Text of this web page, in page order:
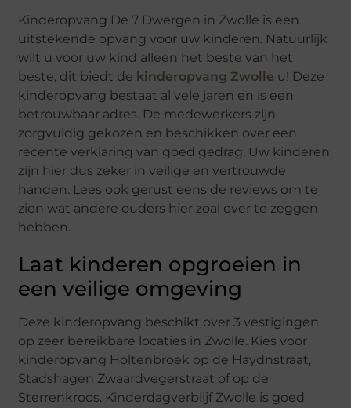
Kinderopvang De 7 Dwergen in Zwolle is een
uitstekende opvang voor uw kinderen. Natuurlijk
wilt u voor uw kind alleen het beste van het
beste, dit biedt de kinderopvang Zwolle u! Deze
kinderopvang bestaat al vele jaren en is een
betrouwbaar adres. De medewerkers zijn
zorgvuldig gekozen en beschikken over een
recente verklaring van goed gedrag. Uw kinderen
zijn hier dus zeker in veilige en vertrouwde
handen. Lees ook gerust eens de reviews om te
zien wat andere ouders hier zoal over te zeggen
hebben.
Laat kinderen opgroeien in
een veilige omgeving
Deze kinderopvang beschikt over 3 vestigingen
op zeer bereikbare locaties in Zwolle. Kies voor
kinderopvang Holtenbroek op de Haydnstraat,
Stadshagen Zwaardvegerstraat of op de
Sterrenkroos. Kinderdagverblijf Zwolle is goed